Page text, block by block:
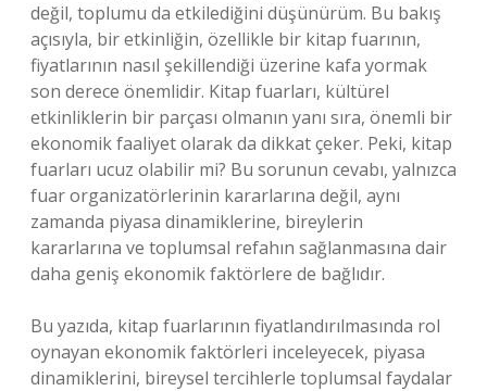
değil, toplumu da etkilediğini düşünürüm. Bu bakış
açısıyla, bir etkinliğin, özellikle bir kitap fuarının,
fiyatlarının nasıl şekillendiği üzerine kafa yormak
son derece önemlidir. Kitap fuarları, kültürel
etkinliklerin bir parçası olmanın yanı sıra, önemli bir
ekonomik faaliyet olarak da dikkat çeker. Peki, kitap
fuarları ucuz olabilir mi? Bu sorunun cevabı, yalnızca
fuar organizatörlerinin kararlarına değil, aynı
zamanda piyasa dinamiklerine, bireylerin
kararlarına ve toplumsal refahın sağlanmasına dair
daha geniş ekonomik faktörlere de bağlıdır.
Bu yazıda, kitap fuarlarının fiyatlandırılmasında rol
oynayan ekonomik faktörleri inceleyecek, piyasa
dinamiklerini, bireysel tercihlerle toplumsal faydalar